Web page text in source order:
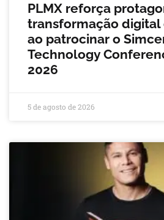
PLMX reforça
transformação digital
ao patrocinar o
Technology
2026
5 de agosto de 2026